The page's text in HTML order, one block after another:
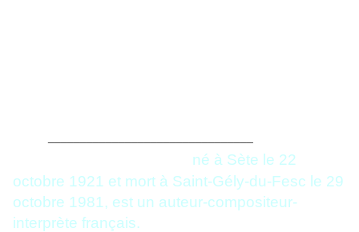
né à Sète le 22
octobre 1921 et mort à Saint-Gély-du-Fesc le 29
octobre 1981, est un auteur-compositeur-
interprète français.